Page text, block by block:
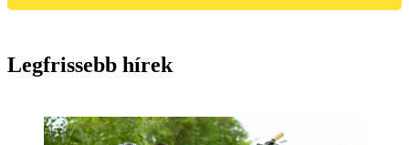
Legfrissebb hírek